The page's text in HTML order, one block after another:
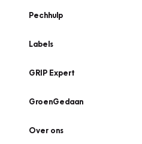
Pechhulp
Labels
GRIP Expert
GroenGedaan
Over ons